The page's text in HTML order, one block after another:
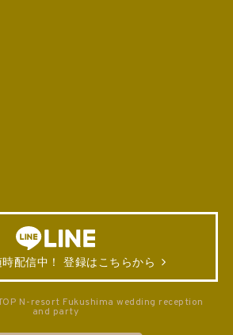
配信中！ 登録はこちらから
N-resort Fukushima wedding reception
and party